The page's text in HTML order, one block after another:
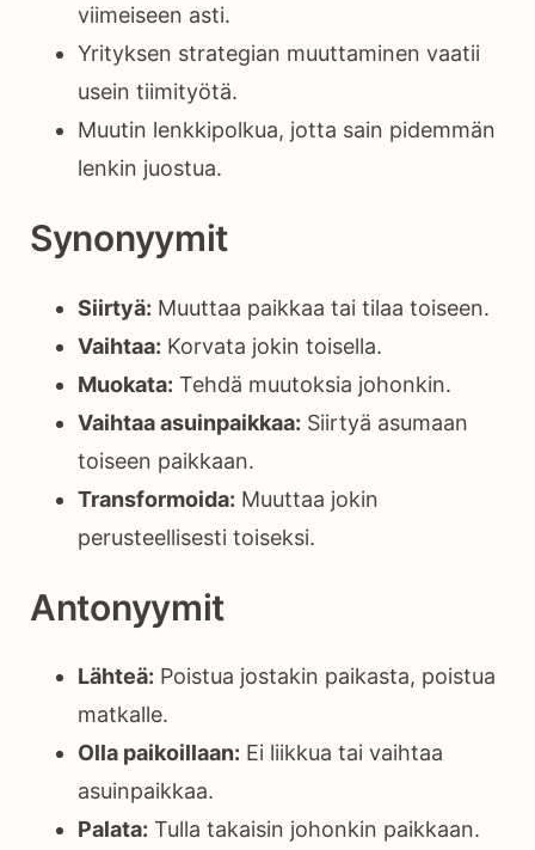
viimeiseen asti.
Yrityksen strategian muuttaminen vaatii
usein tiimityötä.
Muutin lenkkipolkua, jotta sain pidemmän
lenkin juostua.
Synonyymit
Siirtyä: Muuttaa paikkaa tai tilaa toiseen.
Vaihtaa: Korvata jokin toisella.
Muokata: Tehdä muutoksia johonkin.
Vaihtaa asuinpaikkaa: Siirtyä asumaan
toiseen paikkaan.
Transformoida: Muuttaa jokin
perusteellisesti toiseksi.
Antonyymit
Lähteä: Poistua jostakin paikasta, poistua
matkalle.
Olla paikoillaan: Ei liikkua tai vaihtaa
asuinpaikkaa.
Palata: Tulla takaisin johonkin paikkaan.